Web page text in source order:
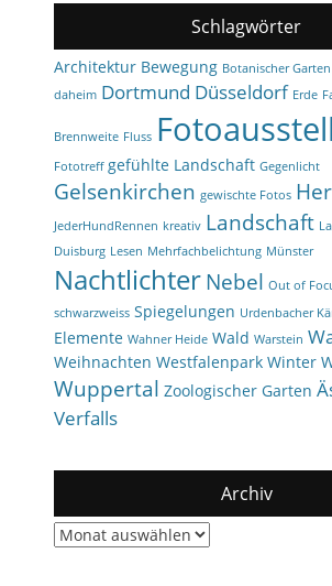
Schlagwörter
Architektur Bewegung Botanischer Garten
daheim Dortmund Düsseldorf Erde
Brennweite Fluss
Fototreff gefühlte Landschaft Gegenlicht
Gelsenkirchen gewischte Fotos
JederHundRennen kreativ Landschaft
Duisburg Lesen Mehrfachbelichtung Münster
NachtlichterNebel Out of
schwarzweiss Spiegelungen Urdenbacher
Elemente Wahner Heide Wald Warstein
Weihnachten Westfalenpark Winter
Wuppertal Zoologischer Garten
Verfalls
Archiv
Archiv